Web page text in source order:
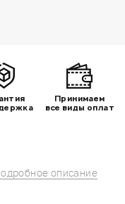
описание
Принимаем
все виды оплат